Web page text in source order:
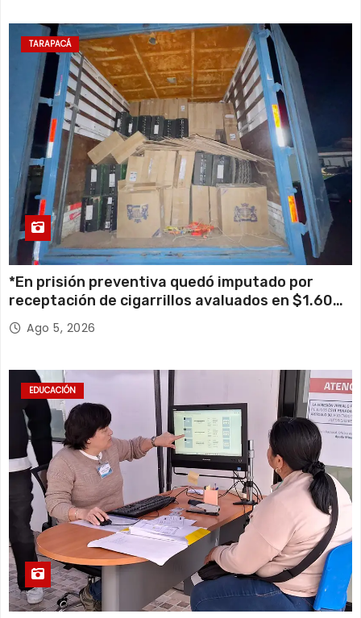
TARAPACÁ
*En prisión preventiva quedó imputado por
receptación de cigarrillos avaluados en $1.600
millones*
Ago 5, 2026
EDUCACIÓN